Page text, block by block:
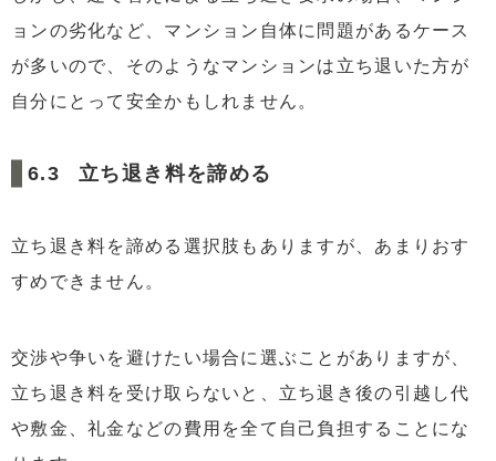
ョンの劣化など、マンション自体に問題があるケース
が多いので、そのようなマンションは立ち退いた方が
自分にとって安全かもしれません。
立ち退き料を諦める
立ち退き料を諦める選択肢もありますが、あまりおす
すめできません。
交渉や争いを避けたい場合に選ぶことがありますが、
立ち退き料を受け取らないと、立ち退き後の引越し代
や敷金、礼金などの費用を全て自己負担することにな